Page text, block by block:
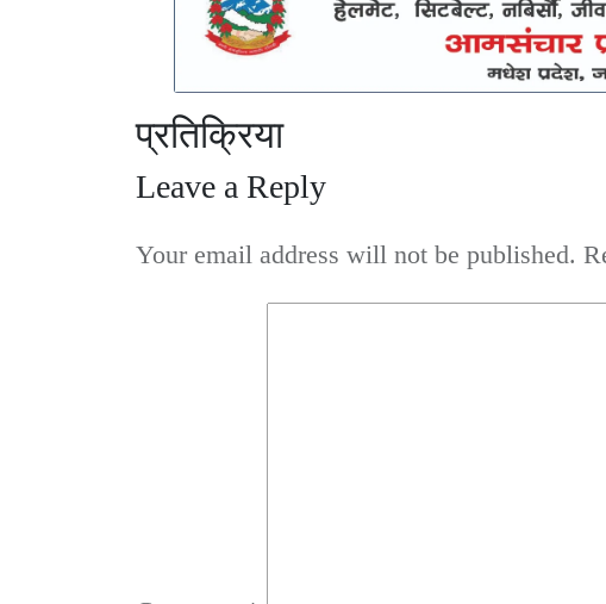
प्रतिक्रिया
Leave a Reply
Your email address will not be published.